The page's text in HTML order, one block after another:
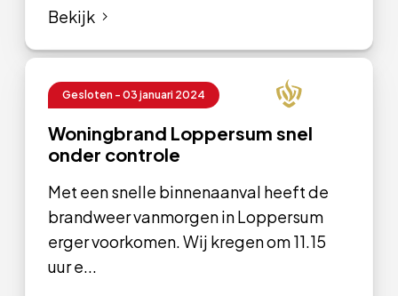
Bekijk
Gesloten - 03 januari 2024
Woningbrand Loppersum snel
onder controle
Met een snelle binnenaanval heeft de
brandweer vanmorgen in Loppersum
erger voorkomen. Wij kregen om 11.15
uur e...